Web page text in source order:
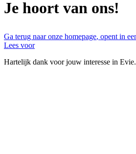
Je hoort van ons!
Ga terug naar onze homepage, opent in
Lees voor
Hartelijk dank voor jouw interesse in